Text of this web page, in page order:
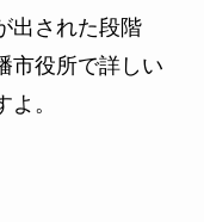
出された段階
市役所で詳しい
。